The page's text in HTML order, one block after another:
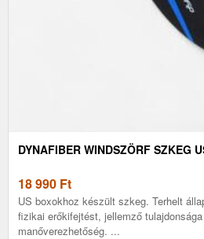
DYNAFIBER WINDSZÖRF SZKEG
18 990 Ft
US boxokhoz készült szkeg. Terhelt
fizikai erőkifejtést, jellemző
manőverezhetőség. ...